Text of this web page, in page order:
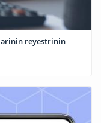
reyestrinin